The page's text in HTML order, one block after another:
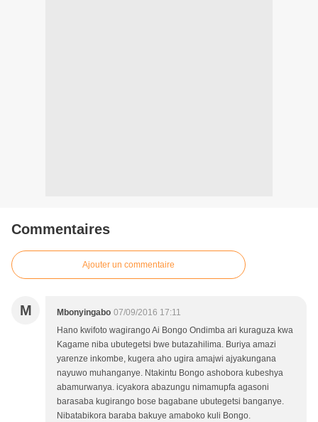
Commentaires
Ajouter un commentaire
M Mbonyingabo 07/09/2016 17:11
Hano kwifoto wagirango Ai Bongo Ondimba ari kuraguza kwa
Kagame niba ubutegetsi bwe butazahilima. Buriya amazi
yarenze inkombe, kugera aho ugira amajwi ajyakungana
nayuwo muhanganye. Ntakintu Bongo ashobora kubeshya
abamurwanya. icyakora abazungu nimamupfa agasoni
barasaba kugirango bose bagabane ubutegetsi banganye.
Nibatabikora baraba bakuye amaboko kuli Bongo.